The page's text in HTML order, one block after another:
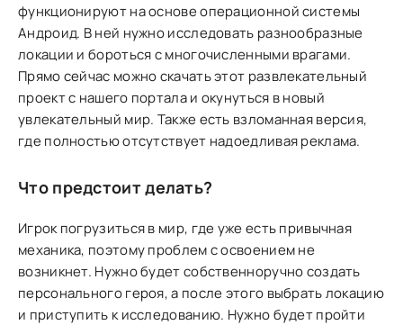
функционируют на основе операционной системы
Андроид. В ней нужно исследовать разнообразные
локации и бороться с многочисленными врагами.
Прямо сейчас можно скачать этот развлекательный
проект с нашего портала и окунуться в новый
увлекательный мир. Также есть взломанная версия,
где полностью отсутствует надоедливая реклама.
Что предстоит делать?
Игрок погрузиться в мир, где уже есть привычная
механика, поэтому проблем с освоением не
возникнет. Нужно будет собственноручно создать
персонального героя, а после этого выбрать локацию
и приступить к исследованию. Нужно будет пройти